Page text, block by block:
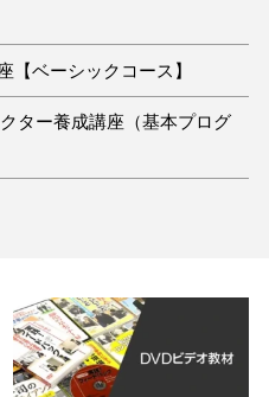
【ベーシックコース】
ター養成講座（基本プログ